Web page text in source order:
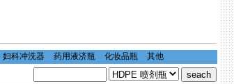
妇科冲洗器 药用液济瓶 化妆品瓶 其他